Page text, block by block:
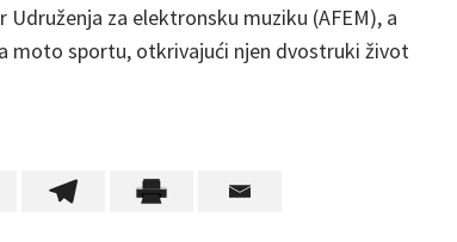
za elektronsku muziku (AFEM), a
moto sportu, otkrivajući njen dvostruki život